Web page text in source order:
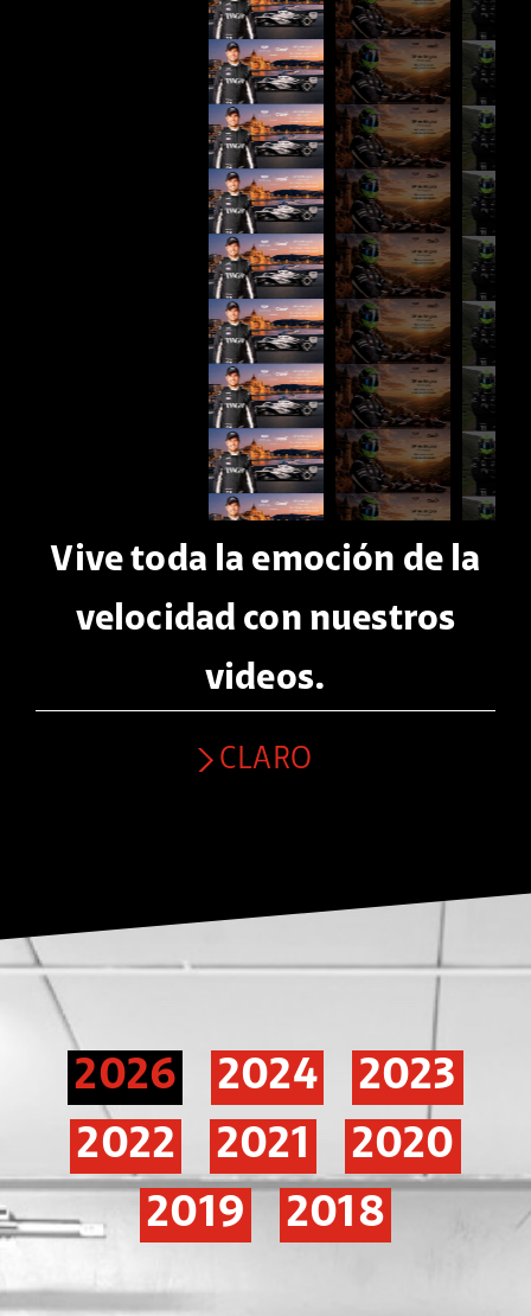
Vive toda la emoción de la
velocidad con nuestros
videos.
CLARO
2026 2024
2023
2022
2021
2020
2019
2018